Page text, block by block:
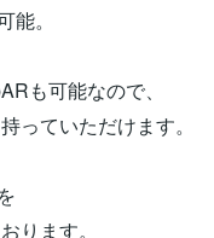
。
も可能なので、
っていただけます。
ります。